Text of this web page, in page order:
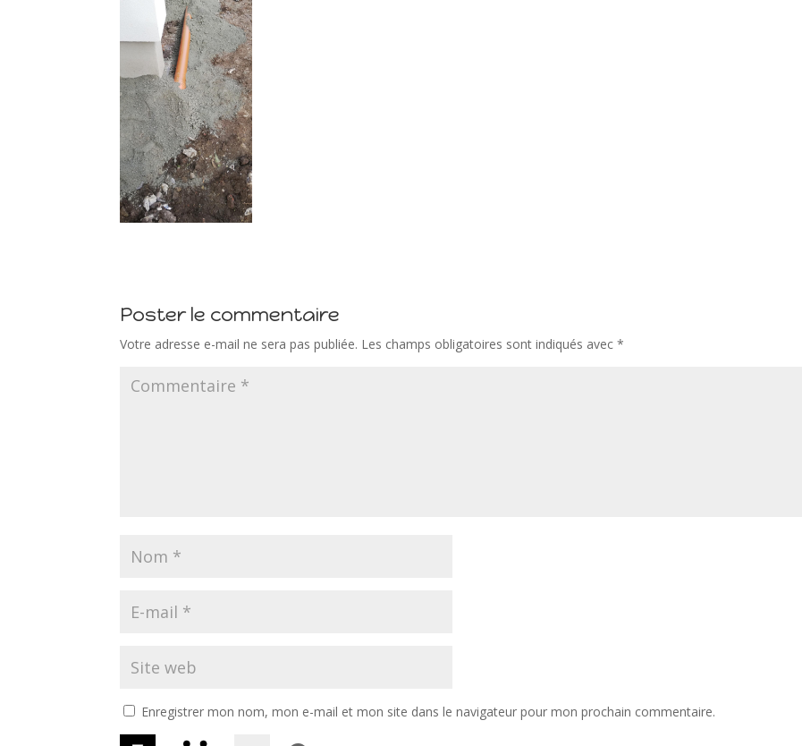
Poster le commentaire
Votre adresse e-mail ne sera pas publiée. Les champs obligatoires sont indiqués avec*
Enregistrer mon nom, mon e-mail et mon site dans le navigateur pour mon prochain commentaire.